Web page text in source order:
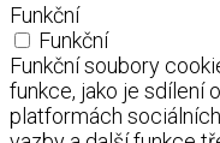
Funkční
Funkční
Funkční soubory
funkce, jako je sdílení
platformách